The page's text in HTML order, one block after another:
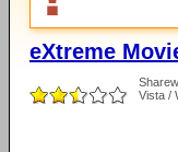
eXtreme
Vista /